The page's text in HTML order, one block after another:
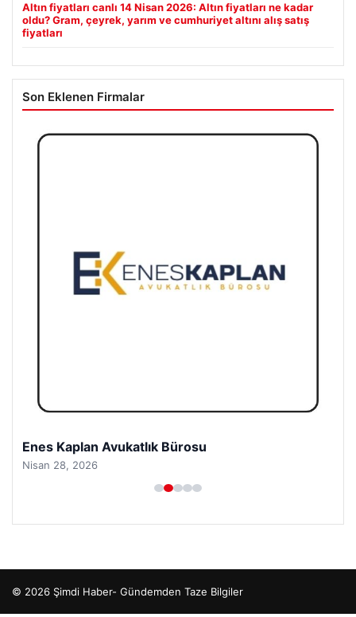
Altın fiyatları canlı 14 Nisan 2026: Altın fiyatları ne kadar
oldu? Gram, çeyrek, yarım ve cumhuriyet altını alış satış
fiyatları
Son Eklenen Firmalar
Enes Kaplan Avukatlık Bürosu
Nisan 28, 2026
© 2026 Şimdi Haber- Gündemden Taze Bilgiler